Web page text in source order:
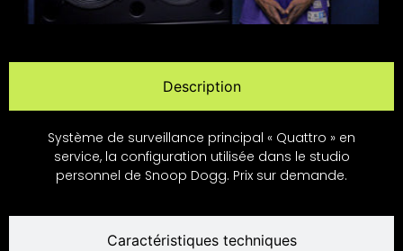
Description
Caractéristiques techniques
Système de surveillance principal « Quattro » en
service, la configuration utilisée dans le studio
personnel de Snoop Dogg. Prix sur demande.